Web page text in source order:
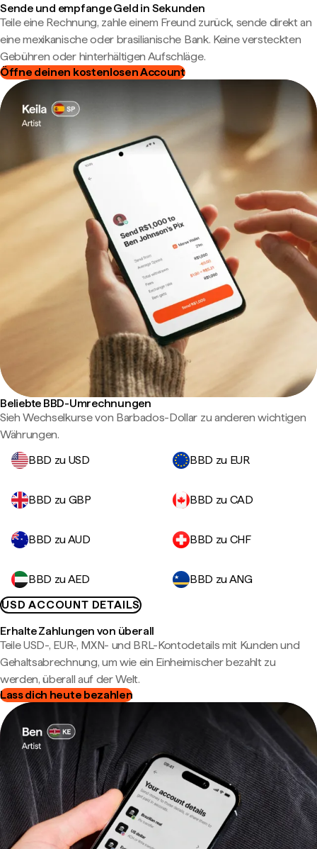
Sende und empfange Geld in Sekunden
Teile eine Rechnung, zahle einem Freund zurück, sende direkt an
eine mexikanische oder brasilianische Bank. Keine versteckten
Gebühren oder hinterhältigen Aufschläge.
Öffne deinen kostenlosen Account
Beliebte BBD-Umrechnungen
Sieh Wechselkurse von Barbados-Dollar zu anderen wichtigen
Währungen.
BBD zu USD
BBD zu EUR
BBD zu GBP BBD zu CAD
BBD zu AUD BBD zu CHF
BBD zu AED
BBD zu ANG
USD ACCOUNT DETAILS
Erhalte Zahlungen von überall
Teile USD-, EUR-, MXN- und BRL-Kontodetails mit Kunden und
Gehaltsabrechnung, um wie ein Einheimischer bezahlt zu
werden, überall auf der Welt.
Lass dich heute bezahlen